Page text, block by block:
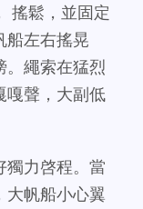
搖鬆，並固定
船左右搖晃
。繩索在猛烈
嘎聲，大副低
獨力啓程。當
大帆船小心翼